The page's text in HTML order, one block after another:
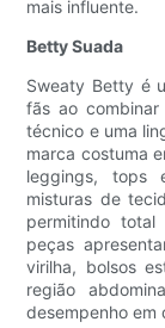
mais influente.
Betty Suada
Sweaty Betty é
fãs ao combinar
técnico e uma
marca costuma
leggings, tops
misturas de
permitindo total
peças
virilha, bolsos
região
desempenho em